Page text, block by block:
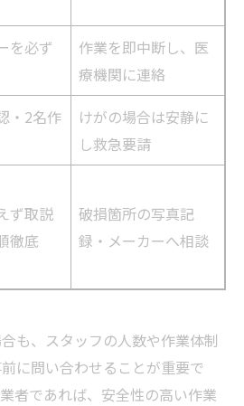
を必ず
作業を即中断し、医
療機関に連絡
・2名作
けがの場合は安静に
し救急要請
ず取説
徹底
破損箇所の写真記
録・メーカーへ相談
も、スタッフの人数や作業体制
に問い合わせることが重要で
者であれば、安全性の高い作業